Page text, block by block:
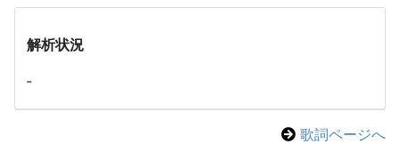
解析状況
-
歌詞ページへ